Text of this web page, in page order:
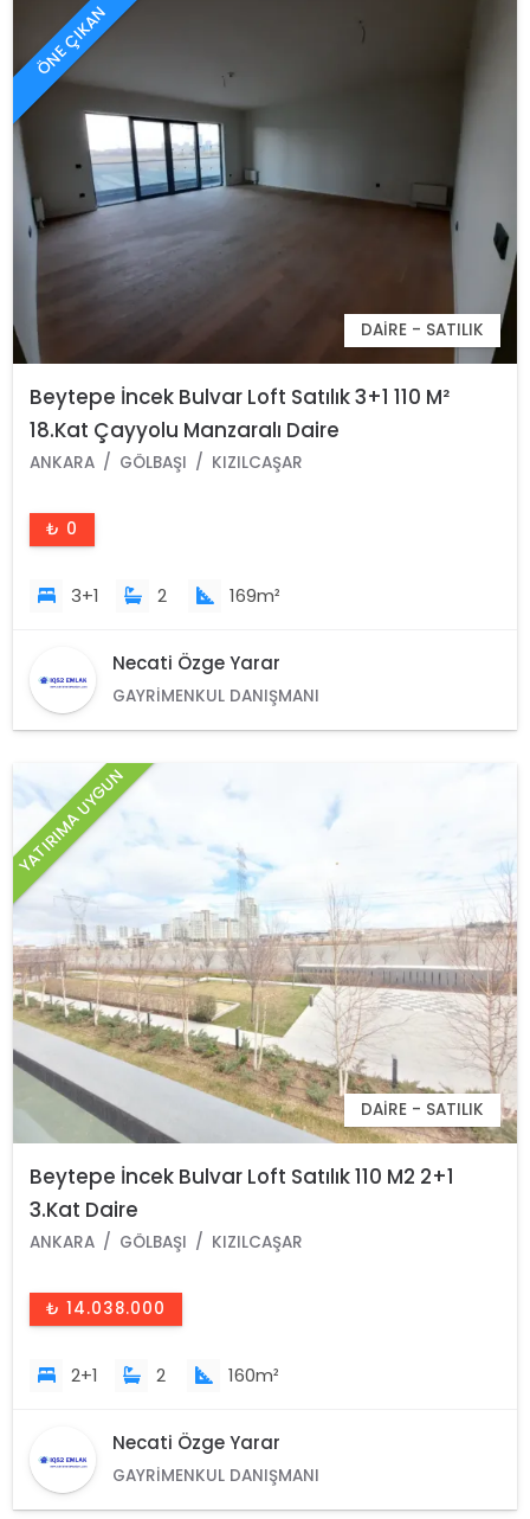
ÖNE ÇIKAN
DAIRE - SATILIK
Beytepe İncek Bulvar Loft Satılık 3+1 110 M²
18.Kat Çayyolu Manzaralı Daire
ANKARA GÖLBAŞI KIZILCAŞAR
₺ 0
3+1 2 169m²
Necati Özge Yarar
GAYRIMENKUL DANIŞMANI
YATIRIMA UYGUN
DAIRE - SATILIK
Beytepe İncek Bulvar Loft Satılık 110 M2 2+1
3.Kat Daire
ANKARA GÖLBAŞI KIZILCAŞAR
₺ 14.038.000
2+1 2 160m²
Necati Özge Yarar
GAYRIMENKUL DANIŞMANI